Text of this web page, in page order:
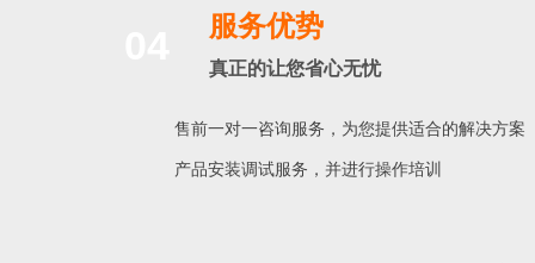
服务优势
真正的让您省心无忧
售前一对一咨询服务，为您提供适合的解决方案
产品安装调试服务，并进行操作培训